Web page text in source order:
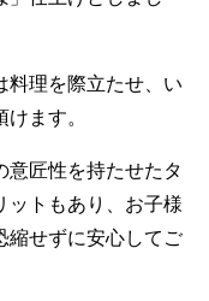
料理を際立たせ、い
ます。
意匠性を持たせたタ
ットもあり、お子様
縮せずに安心してご